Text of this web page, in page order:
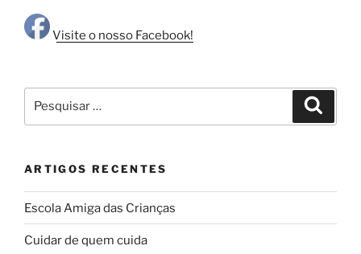
Visite o nosso Facebook!
por:
ARTIGOS RECENTES
Escola Amiga das Crianças
Cuidar de quem cuida